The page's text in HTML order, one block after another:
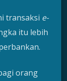
transaksi e-
itu lebih
orang